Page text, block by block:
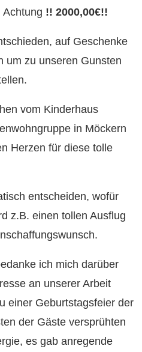
!! 2000,00€!!
auf Geschenke
um zu unseren Gunsten
vom Kinderhaus
in Möckern
Herzen für diese tolle
entscheiden, wofür
z.B. einen tollen Ausflug
ich mich darüber
an unserer Arbeit
einer Geburtstagsfeier der
der Gäste versprühten
es gab anregende